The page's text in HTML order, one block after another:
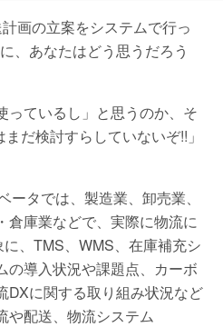
画の立案をシステムで行っ
、あなたはどう思うだろう
っているし」と思うのか、そ
だ検討すらしていないぞ!!」
タでは、製造業、卸売業、
倉庫業などで、実際に物流に
、TMS、WMS、在庫補充シ
の導入状況や課題点、カーボ
DXに関する取り組み状況など
や配送、物流システム